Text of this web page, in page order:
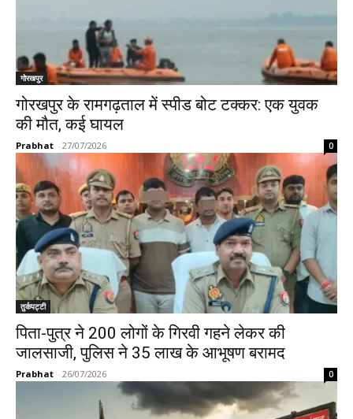
गोरखपुर
गोरखपुर के रामगढ़ताल में स्पीड बोट टक्कर: एक युवक
की मौत, कई घायल
Prabhat - 27/07/2026 0
तुर्कपट्टी
पिता-पुत्र ने 200 लोगों के गिरवी गहने लेकर की
जालसाजी, पुलिस ने 35 लाख के आभूषण बरामद
Prabhat - 26/07/2026 0